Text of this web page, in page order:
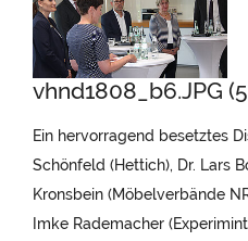
vhnd1808_b6.JPG
Ein hervorragend besetztes
Schönfeld (Hettich), Dr. Lars
Kronsbein (Möbelverbände
Imke Rademacher